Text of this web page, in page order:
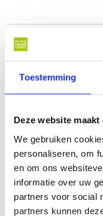
Toestemming
Deze website
We gebruiken
personaliseren, om
en om ons
informatie over uw
partners voor social
partners kunnen
Houtskool
Gezellig
Verschillende
Campingaz bbq